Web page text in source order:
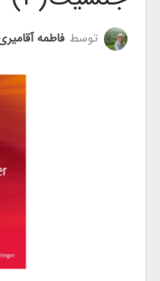
توسطفاطمه آقامیری